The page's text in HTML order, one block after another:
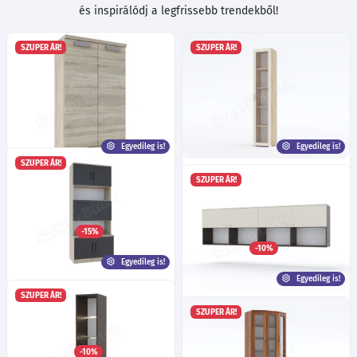
és inspirálódj a legfrissebb trendekből!
SZUPER ÁR!
Egyedileg is!
Iroda 2-es elem 80-as
Sz:80 Mé:35cm
Többféle kivetőpánt!
-15%
43 950
SZUPER ÁR!
Egyedileg is!
Gréta 2 szekrénysor 2. elem:
Üveges, polcos BL
Több mint 40 féle szín!
Többféle bútorláb!
-10%
55 900
SZUPER ÁR!
Egyedileg is!
Milánó szekrénysor 2. elem:
Báros BL
Mé:46.5
Többféle kivetőpánt!
-10%
SZUPER ÁR!
Egyedileg is!
Florence háló - 3. elem - 260-
as áthidalós szekrény
Mé:200
SZUPER ÁR!
SZUPER ÁR!